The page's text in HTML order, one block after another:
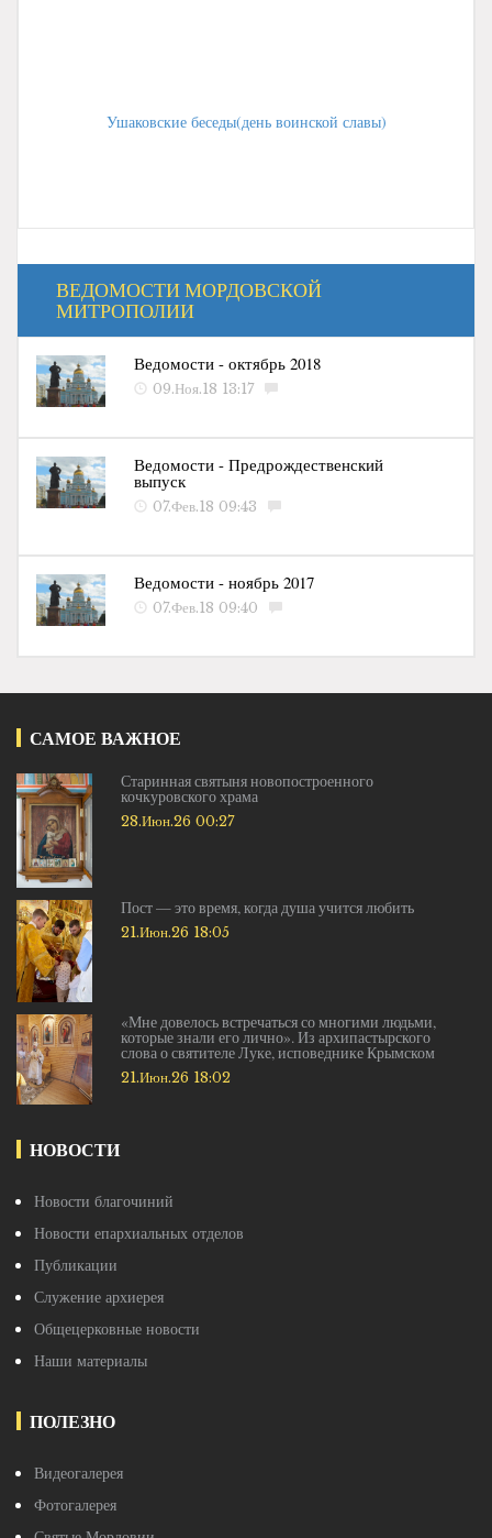
Ушаковские беседы(день воинской славы)
ВЕДОМОСТИ МОРДОВСКОЙ
МИТРОПОЛИИ
Ведомости - октябрь 2018
09.Ноя.18 13:17
Ведомости - Предрождественский
выпуск
07.Фев.18 09:43
Ведомости - ноябрь 2017
07.Фев.18 09:40
САМОЕ ВАЖНОЕ
Старинная святыня новопостроенного
кочкуровского храма
28.Июн.26 00:27
Пост — это время, когда душа учится любить
21.Июн.26 18:05
«Мне довелось встречаться со многими людьми,
которые знали его лично». Из архипастырского
слова о святителе Луке, исповеднике Крымском
21.Июн.26 18:02
НОВОСТИ
Новости благочиний
Новости епархиальных отделов
Публикации
Служение архиерея
Общецерковные новости
Наши материалы
ПОЛЕЗНО
Видеогалерея
Фотогалерея